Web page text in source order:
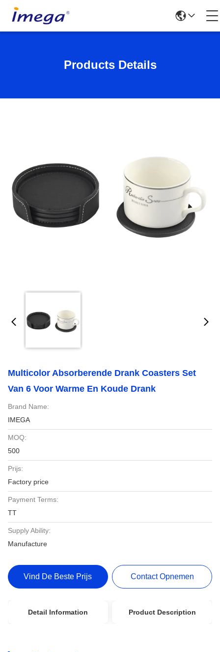
Products Details
Multicolor Absorberende Drank Coasters Set
Van 6 Voor Warme En Koude Drank
Brand Name:
IMEGA
MOQ:
500
Prijs:
Factory price
Payment Terms:
TT
Supply Ability:
Manufacture
Vind De Beste Prijs Contact Opnemen
Detail Information Product Description